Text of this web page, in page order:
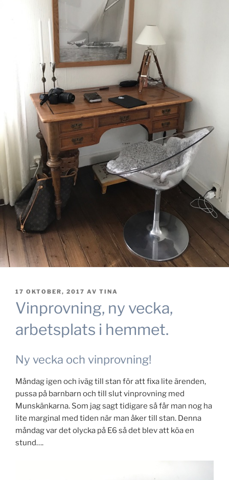
PUBLICERAT
17 OKTOBER, 2017 AV TINA
Vinprovning, ny vecka,
arbetsplats i hemmet.
Ny vecka och vinprovning!
Måndag igen och iväg till stan för att fixa lite ärenden,
pussa på barnbarn och till slut vinprovning med
Munskänkarna. Som jag sagt tidigare så får man nog ha
lite marginal med tiden när man åker till stan. Denna
måndag var det olycka på E6 så det blev att köa en
stund….